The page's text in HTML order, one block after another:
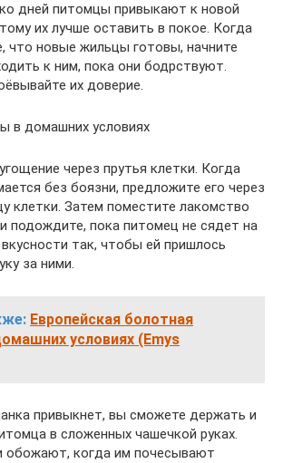
дней питомцы привыкают к новой
их лучше оставить в покое. Когда
что новые жильцы готовы, начните
к ним, пока они бодрствуют.
их доверие.
в домашних условиях
через прутья клетки. Когда
без боязни, предложите его через
клетки. Затем поместите лакомство
подождите, пока питомец не сядет на
так, чтобы ей пришлось
за ними.
Европейская болотная
условиях (Emys
привыкнет, вы сможете держать и
в сложенных чашечкой руках.
обожают, когда им почесывают